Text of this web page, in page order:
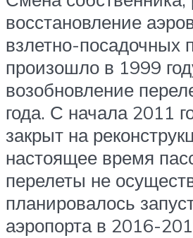
восстановление
взлетно-посадочных
произошло в 1999
возобновление
года. С начала 2011
закрыт на
настоящее время
перелеты не
планировалось
аэропорта в 2016-